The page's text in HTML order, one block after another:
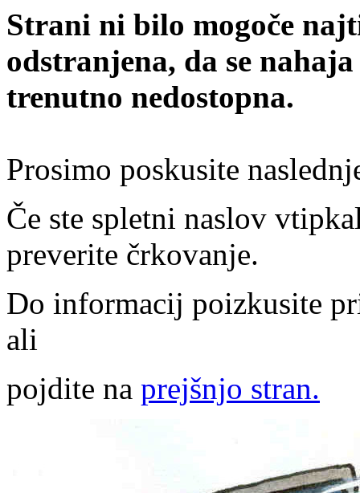
Strani ni bilo mogoče
odstranjena, da se
trenutno nedostopna.
Prosimo poskusite
Če ste spletni naslov
preverite črkovanje.
Do informacij poizkusite
ali
pojdite na prejšnjo stran.